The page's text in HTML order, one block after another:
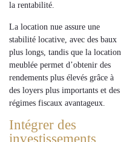
la rentabilité.
La location nue assure une
stabilité locative , avec des baux
plus longs, tandis que la location
meublée permet d’obtenir des
rendements plus élevés grâce à
des loyers plus importants et des
régimes fiscaux avantageux.
Intégrer des
investissements